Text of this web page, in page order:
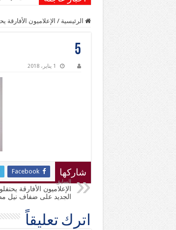
الرئيسية / الإعلاميون
5
1 يناير، 2018
شاركها Facebook
السابق
الإعلاميون الأفارقة
الجديد على ضفاف نيل
اترك تعليقاً